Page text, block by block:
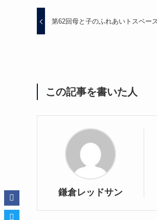
第62回母と子のふれあいトスベー
この記事を書いた人
鎌倉レッドサン